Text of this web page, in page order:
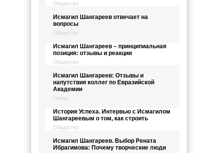
Общество
Исмагил Шангареев отвечает на
вопросы
Общество
Исмагил Шангареев – принципиальная
позиция: отзывы и реакции
Общество
Исмагил Шангареев: Отзывы и
напутствия коллег по Евразийской
Академии
Город
История Успеха. Интервью с Исмагилом
Шангареевым о том, как строить
Общество
Исмагил Шангареев. Выбор Рената
Ибрагимова: Почему творческие люди